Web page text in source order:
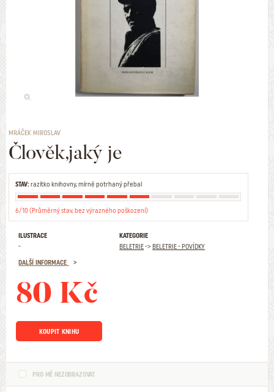
MRÁČEK MIROSLAV
Člověk,jaký je
STAV:razítko knihovny, mírně potrhaný přebal
6/10 (Průměrný stav, bez výrazného poškození)
ILUSTRACE
-
KATEGORIE
BELETRIE->BELETRIE - POVÍDKY
DALŠÍ INFORMACE
80 Kč
KOUPIT KNIHU
PRO MĚ NEZOBRAZOVAT